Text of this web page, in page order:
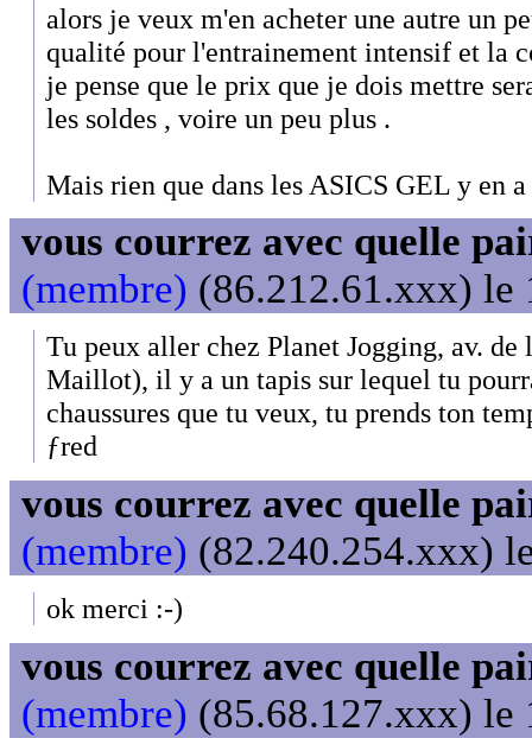
alors je veux m'en acheter une autre un
qualité pour l'entrainement intensif et la
je pense que le prix que je dois mettre
les soldes , voire un peu plus .
Mais rien que dans les ASICS GEL y en
vous courrez avec quelle
(membre) (86.212.61.xxx) le
Tu peux aller chez Planet Jogging, av. de
Maillot), il y a un tapis sur lequel tu
chaussures que tu veux, tu prends ton
ƒred
vous courrez avec quelle
(membre) (82.240.254.xxx)
ok merci :-)
vous courrez avec quelle
(membre) (85.68.127.xxx) le